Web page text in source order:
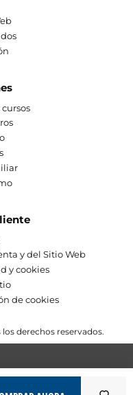
y del Sitio Web
y cookies
de cookies
derechos reservados.